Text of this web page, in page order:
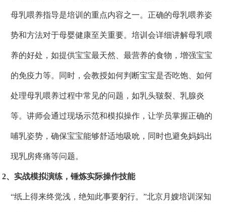
母乳喂养指导是培训的重点内容之一。正确的母乳喂养姿
势和方法对于母婴健康至关重要。培训会详细讲解母乳喂
养的好处，如提供宝宝最天然、最营养的食物，增强宝宝
的免疫力等。同时，会教授如何判断宝宝是否吃饱、如何
处理母乳喂养过程中常见的问题，如乳头皲裂、乳腺炎
等。讲师会通过现场示范和模拟操作，让学员掌握正确的
哺乳姿势，确保宝宝能够舒适地吸吮，同时也避免妈妈出
现乳房疼痛等问题。
2、实战模拟演练，锤炼实际操作技能
“纸上得来终觉浅，绝知此事要躬行。”北京月嫂培训深知